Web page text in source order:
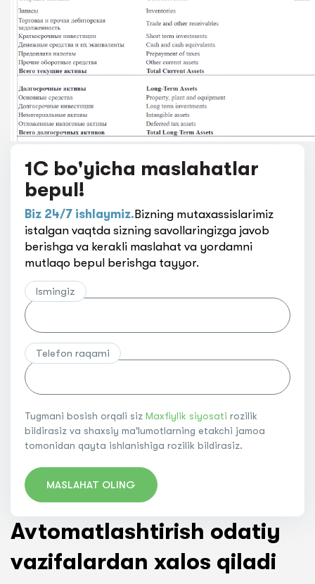
1C bo'yicha maslahatlar
bepul!
Biz 24/7 ishlaymiz.Bizning mutaxassislarimiz
istalgan vaqtda sizning savollaringizga javob
berishga va kerakli maslahat va yordamni
mutlaqo bepul berishga tayyor.
Ismingiz
Telefon raqami
Tugmani bosish orqali siz Maxfiylik siyosati rozilik
bildirasiz va shaxsiy ma'lumotlarning etakchi jamoa
tomonidan qayta ishlanishiga rozilik bildirasiz.
MASLAHAT OLING
Avtomatlashtirish odatiy
vazifalardan xalos qiladi